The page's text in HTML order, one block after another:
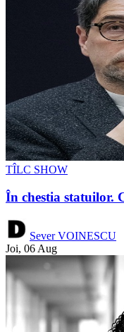
TÎLC SHOW
În chestia statuilor.
Sever VOINESCU
Joi, 06 Aug